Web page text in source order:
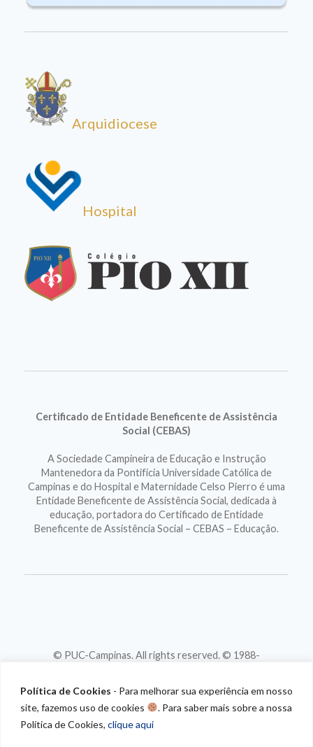
Política de Cookies - Para melhorar sua experiência em nosso
site, fazemos uso de cookies
. Para saber mais sobre a nossa
Política de Cookies, clique aqui
Arquidiocese
Hospital
Certificado de Entidade Beneficente de Assistência
Social (CEBAS)
A Sociedade Campineira de Educação e Instrução
Mantenedora da Pontifícia Universidade Católica de
Campinas e do Hospital e Maternidade Celso Pierro é uma
Entidade Beneficente de Assistência Social, dedicada à
educação, portadora do Certificado de Entidade
Beneficente de Assistência Social – CEBAS – Educação.
© PUC-Campinas. All rights reserved. © 1988-